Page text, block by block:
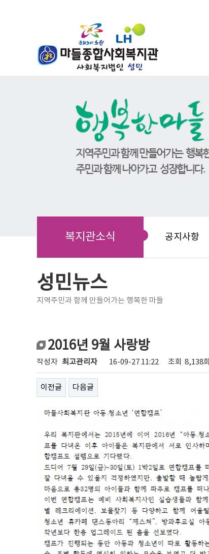
복지관소식 공지사항
성민뉴스
지역주민과 함께 만들어가는 행복한 마들
2016년 9월 사랑방
작성자 최고관리자 16-09-27 11:22 조회 8,138회
이전글 다음글